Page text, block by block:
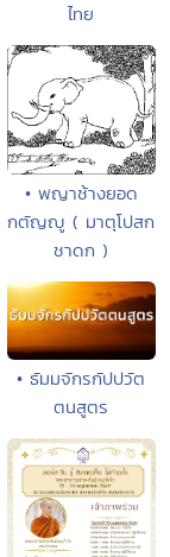
ไทย
• พญาช้างยอด
กตัญญู ( มาตุโปสก
ชาดก )
• ธัมมจักรกัปปวัต
ตนสูตร